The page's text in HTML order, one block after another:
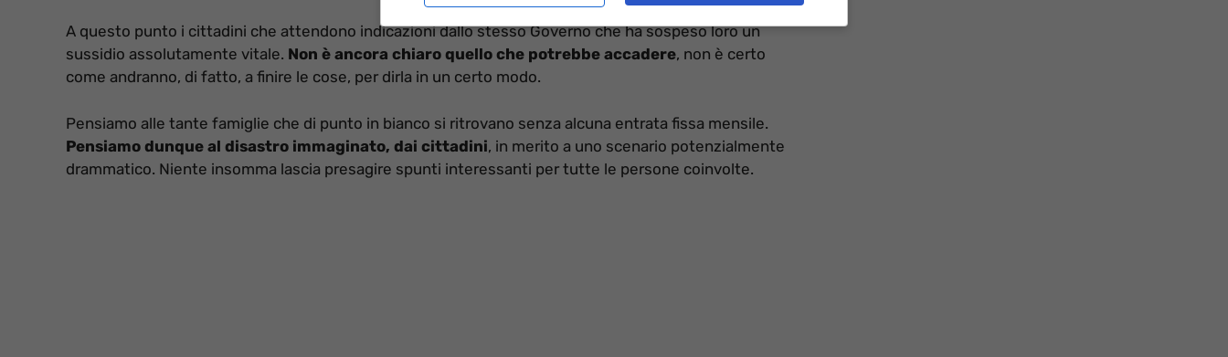
A questo punto i cittadini che attendono indicazioni dallo stesso Governo che ha sospeso loro un
sussidio assolutamente vitale. Non è ancora chiaro quello che potrebbe accadere, non è certo
come andranno, di fatto, a finire le cose, per dirla in un certo modo.
Pensiamo alle tante famiglie che di punto in bianco si ritrovano senza alcuna entrata fissa mensile.
Pensiamo dunque al disastro immaginato, dai cittadini, in merito a uno scenario potenzialmente
drammatico. Niente insomma lascia presagire spunti interessanti per tutte le persone coinvolte.